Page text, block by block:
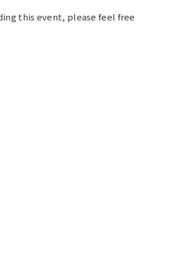
this event, please feel free